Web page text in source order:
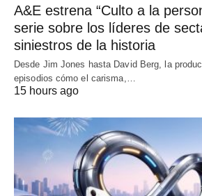
A&E estrena “Culto a la
serie sobre los líderes de
siniestros de la historia
Desde Jim Jones hasta David Berg, la
episodios cómo el carisma,…
15 hours ago